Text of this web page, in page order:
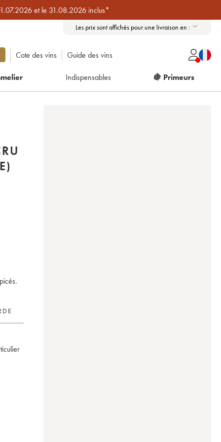
et le 31.08.2026 inclus*
Les prix sont affichés pour une livraison en :
Cote des vins Guide des vins
Indispensables 🍇 Primeurs